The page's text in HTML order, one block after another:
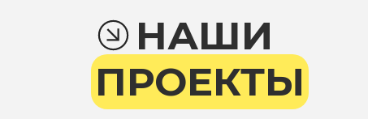
НАШИ
ПРОЕКТЫ